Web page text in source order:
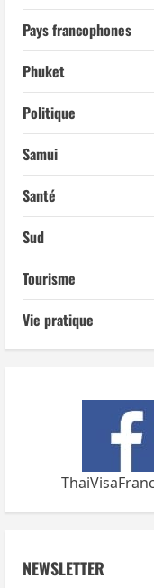
Pays francophones
Phuket
Politique
Samui
Santé
Sud
Tourisme
Vie pratique
NEWSLETTER